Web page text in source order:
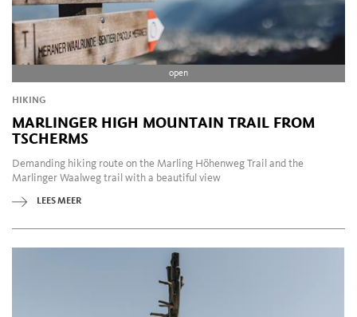
open
HIKING
MARLINGER HIGH MOUNTAIN TRAIL FROM
TSCHERMS
Demanding hiking route on the Marling Höhenweg Trail and the
Marlinger Waalweg trail with a beautiful view
LEES MEER